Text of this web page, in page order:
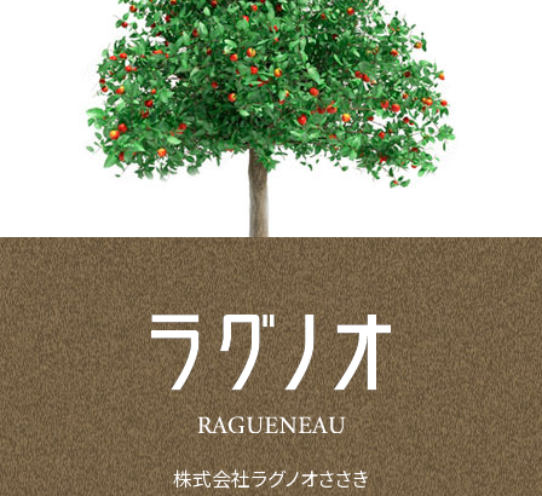
株式会社ラグノオささき